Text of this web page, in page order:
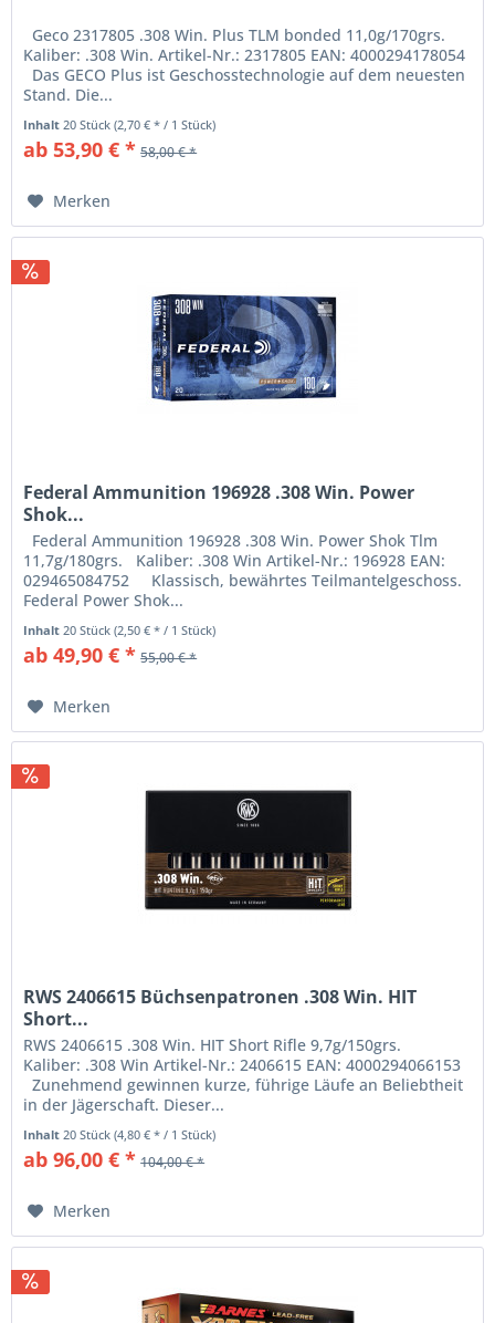
Geco 2317805 .308 Win. Plus TLM bonded 11,0g/170grs.
Kaliber: .308 Win. Artikel-Nr.: 2317805 EAN: 4000294178054
Das GECO Plus ist Geschosstechnologie auf dem neuesten
Stand. Die...
Inhalt 20 Stück(2,70 € * / 1 Stück)
ab 53,90 € * 58,00 € *
Merken
Federal Ammunition 196928 .308 Win. Power
Shok...
Federal Ammunition 196928 .308 Win. Power Shok Tlm
11,7g/180grs. Kaliber: .308 Win Artikel-Nr.: 196928 EAN:
029465084752 Klassisch, bewährtes Teilmantelgeschoss.
Federal Power Shok...
Inhalt 20 Stück(2,50 € * / 1 Stück)
ab 49,90 € * 55,00 € *
Merken
RWS 2406615 Büchsenpatronen .308 Win. HIT
Short...
RWS 2406615 .308 Win. HIT Short Rifle 9,7g/150grs.
Kaliber: .308 Win Artikel-Nr.: 2406615 EAN: 4000294066153
Zunehmend gewinnen kurze, führige Läufe an Beliebtheit
in der Jägerschaft. Dieser...
Inhalt20 Stück(4,80 € * / 1 Stück)
ab 96,00 € * 104,00 € *
Merken